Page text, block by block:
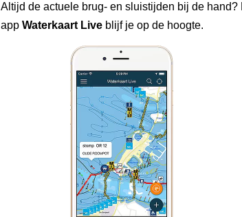
Altijd de actuele brug- en sluistijden bij de hand?
app Waterkaart Live blijf je op de hoogte.